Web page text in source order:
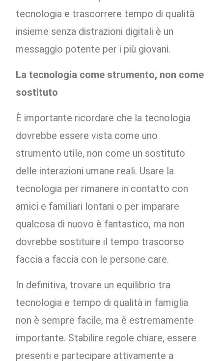
tecnologia e trascorrere tempo di qualità
insieme senza distrazioni digitali è un
messaggio potente per i più giovani.
La tecnologia come strumento, non come
sostituto
È importante ricordare che la tecnologia
dovrebbe essere vista come uno
strumento utile, non come un sostituto
delle interazioni umane reali. Usare la
tecnologia per rimanere in contatto con
amici e familiari lontani o per imparare
qualcosa di nuovo è fantastico, ma non
dovrebbe sostituire il tempo trascorso
faccia a faccia con le persone care.
In definitiva, trovare un equilibrio tra
tecnologia e tempo di qualità in famiglia
non è sempre facile, ma è estremamente
importante. Stabilire regole chiare, essere
presenti e partecipare attivamente a